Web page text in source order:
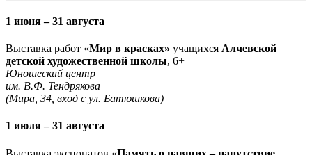
1 июня – 31 августа
Выставка работ «Мир в красках» учащихся Алчевской
детской художественной школы, 6+
Юношеский центр
им. В.Ф. Тендрякова
(Мира, 34, вход с ул. Батюшкова)
1 июля – 31 августа